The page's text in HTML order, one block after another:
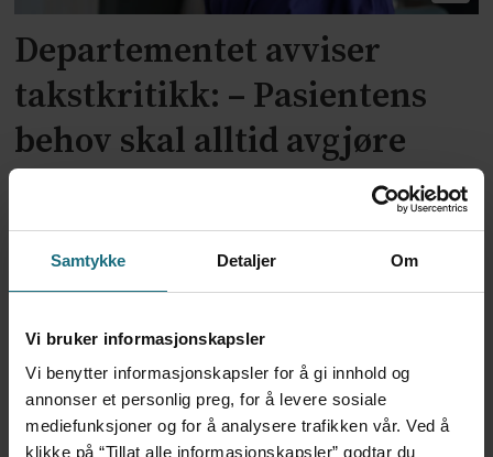
Samtykke Detaljer Om
Vi bruker informasjonskapsler
Vi benytter informasjonskapsler for å gi innhold og
annonser et personlig preg, for å levere sosiale
mediefunksjoner og for å analysere trafikken vår. Ved å
klikke på “Tillat alle informasjonskapsler” godtar du
Departementet avviser
takstkritikk: – Pasientens
behov skal alltid avgjøre
Ingen planer om å revidere